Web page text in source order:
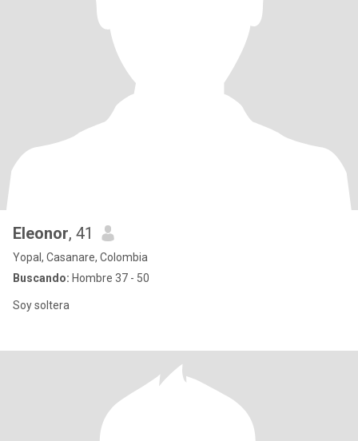
Eleonor, 41
Yopal, Casanare, Colombia
Buscando: Hombre 37 - 50
Soy soltera